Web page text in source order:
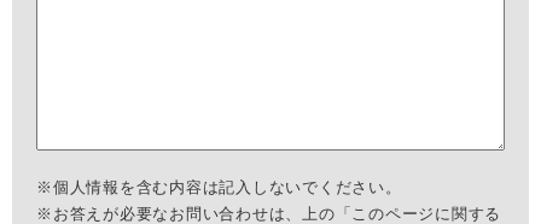
※個人情報を含む内容は記入しないでください。
※お答えが必要なお問い合わせは、上の「このページに関する